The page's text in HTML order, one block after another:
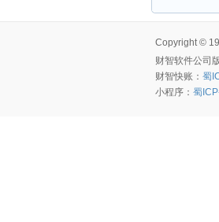
Copyright ©
财智软件公司
财智快账： 蜀
小程序： 蜀